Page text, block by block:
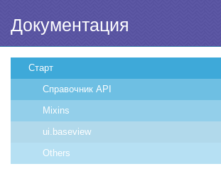
Документация
Старт
Справочник API
Mixins
ui.baseview
Others